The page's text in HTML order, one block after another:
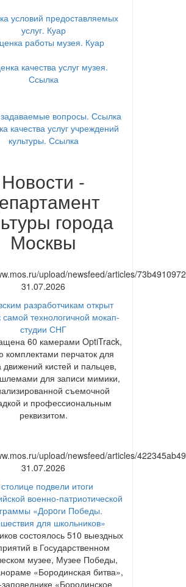
Новости -
города
Москвы
31.07.2026
разработчикам открыт
самой технологичной мокап-
студии СНГ
60 камерами OptiTrack,
комплектами перчаток для
движений кистей и пальцев,
для записи мимики,
съемочной
и профессиональным
реквизитом.
31.07.2026
подвели итоги
военно-патриотической
«Доpoги Победы.
для школьников»
состоялось 510 выездных
в Государственном
музее, Музее Победы,
«Бородинская битва»,
«Бородинское